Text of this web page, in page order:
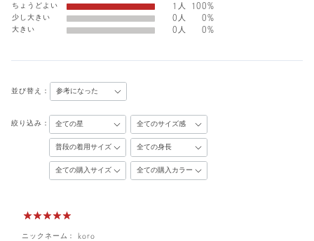
ちょうどよい
1人
100%
少し大きい
0人
0%
大きい
0人 0%
並び替え：
絞り込み：
ニックネーム： koro